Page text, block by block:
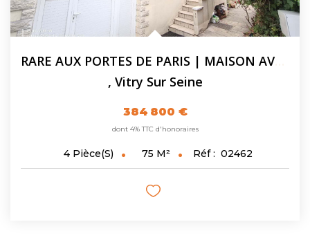
, Vitry Sur Seine
384 800 €
dont 4% TTC d'honoraires
4 Pièce(s) 75 M² Réf : 02462